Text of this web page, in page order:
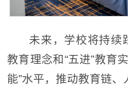
未来，学校将持续
教育理念和“五进”教育
能”水平，推动教育链